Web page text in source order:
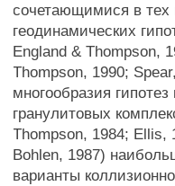
сочетающимися в
геодинамических
England & Thompson,
Thompson, 1990;
многообразия
гранулитовых
Thompson, 1984; Ellis,
Bohlen, 1987)
варианты